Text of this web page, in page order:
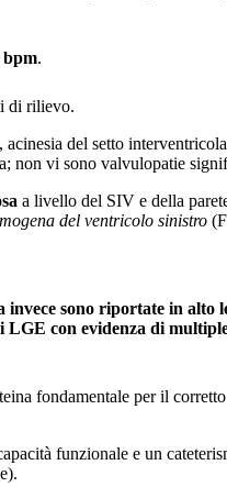
bpm.
di rilievo.
, acinesia del setto
non vi sono valvulopatie
a livello del SIV e della
del ventricolo sinistro
sono riportate in alto
LGE con evidenza di
fondamentale per il
funzionale e un